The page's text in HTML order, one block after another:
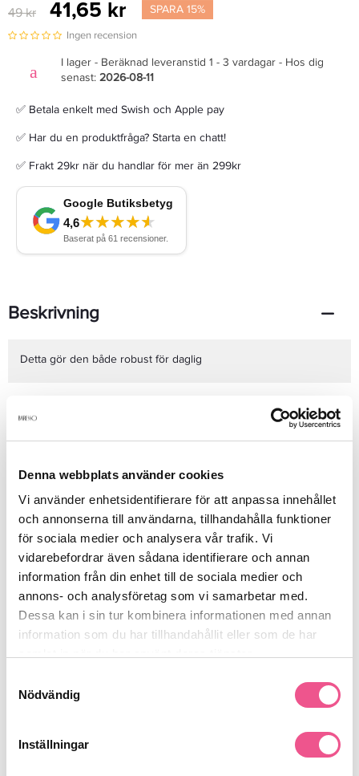
Denna webbplats använder cookies
Vi använder enhetsidentifierare för att anpassa innehållet
och annonserna till användarna, tillhandahålla funktioner
för sociala medier och analysera vår trafik. Vi
vidarebefordrar även sådana identifierare och annan
information från din enhet till de sociala medier och
annons- och analysföretag som vi samarbetar med.
Dessa kan i sin tur kombinera informationen med annan
information som du har tillhandahållit eller som de har
Nödvändig
Inställningar
49 kr 41,65 kr SPARA 15%
Ingen recension
I lager - Beräknad leveranstid 1 - 3 vardagar - Hos dig
senast: 2026-08-11
✅ Betala enkelt med Swish och Apple pay
✅ Har du en produktfråga? Starta en chatt!
✅ Frakt 29kr när du handlar för mer än 299kr
Beskrivning
Detta gör den både robust för daglig
Produktdetaljer
Recensioner
Finns i:
Frisörshop Borstar & Kammar Kammar
Liknande produkter